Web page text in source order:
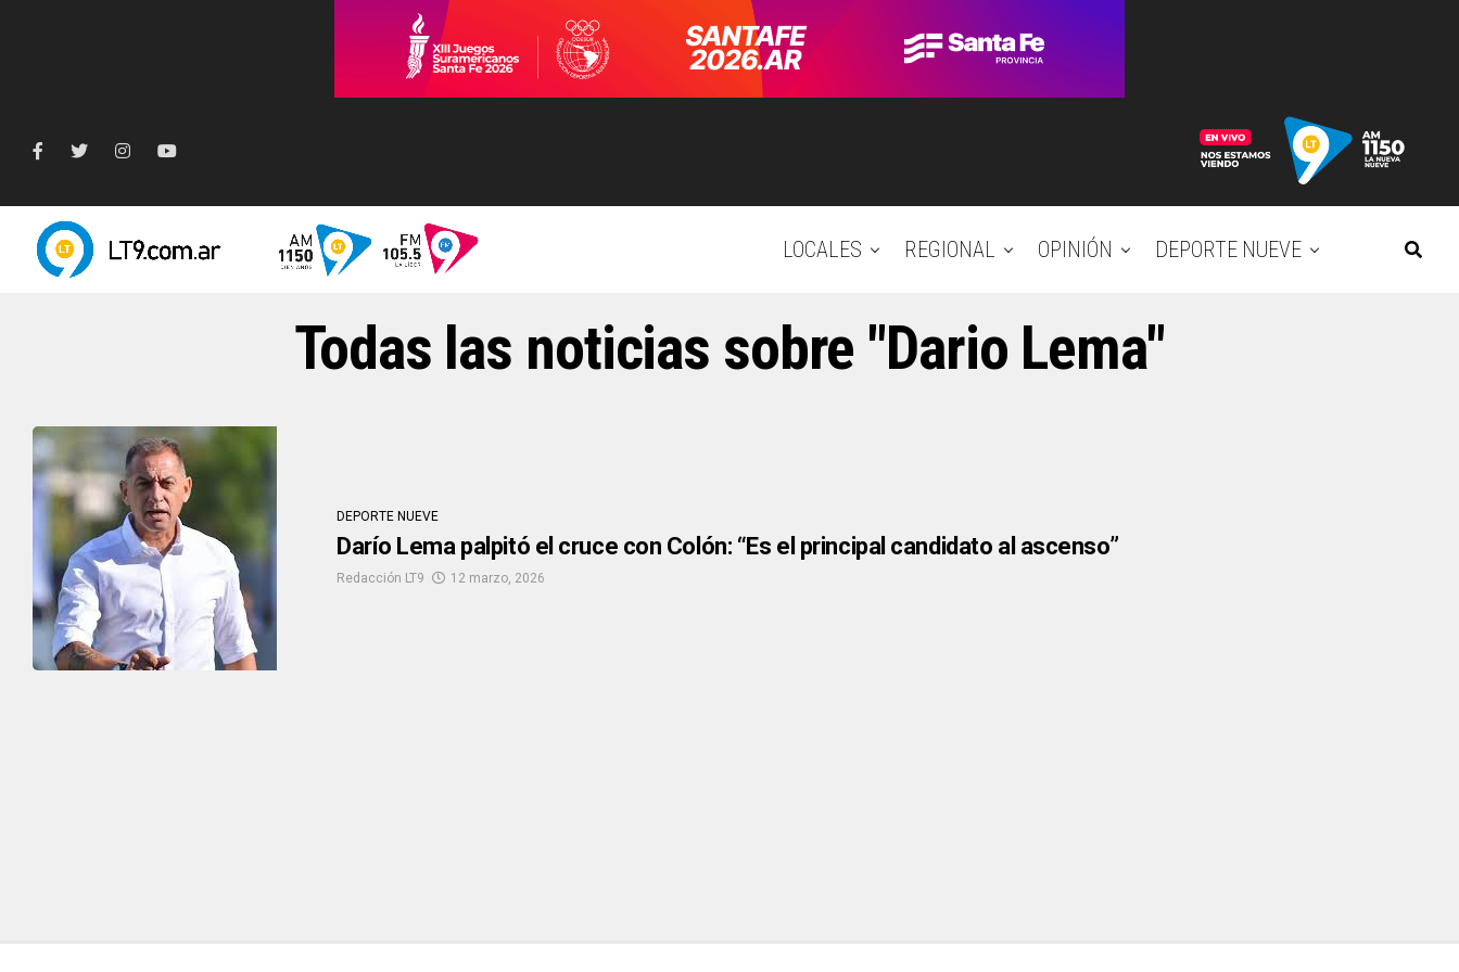
LOCALES REGIONAL OPINIÓN DEPORTE NUEVE
Todas las noticias sobre "Dario Lema"
DEPORTE NUEVE
Darío Lema palpitó el cruce con Colón: “Es el principal candidato al ascenso”
Redacción LT9 12 marzo, 2026